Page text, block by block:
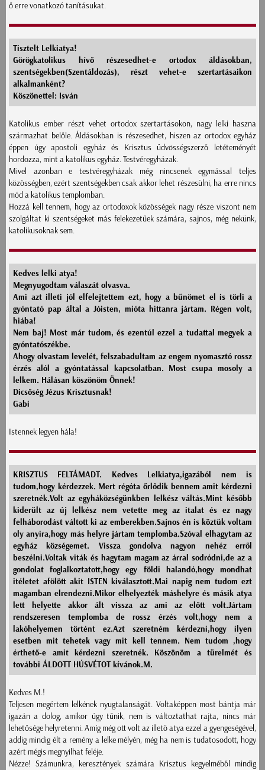
ő erre vonatkozó tanításukat.
Tisztelt Lelkiatya!
Görögkatolikus hívő részesedhet-e ortodox áldásokban,
szentségekben(Szentáldozás), részt vehet-e szertartásaikon
alkalmanként?
Köszönettel: Isván
Katolikus ember részt vehet ortodox szertartásokon, nagy lelki haszna
származhat belőle. Áldásokban is részesedhet, hiszen az ortodox egyház
éppen úgy apostoli egyház és Krisztus üdvösségszerző letéteményét
hordozza, mint a katolikus egyház. Testvéregyházak.
Mivel azonban e testvéregyházak még nincsenek egymással teljes
közösségben, ezért szentségekben csak akkor lehet részesülni, ha erre nincs
mód a katolikus templomban.
Hozzá kell tennem, hogy az ortodoxok közösségek nagy része viszont nem
szolgáltat ki szentségeket más felekezetűek számára, sajnos, még nekünk,
katolikusoknak sem.
Kedves lelki atya!
Megnyugodtam válaszát olvasva.
Ami azt illeti jól elfelejtettem ezt, hogy a bűnömet el is törli a
gyóntató pap által a Jóisten, mióta hittanra jártam. Régen volt,
hiába!
Nem baj! Most már tudom, és ezentúl ezzel a tudattal megyek a
gyóntatószékbe.
Ahogy olvastam levelét, felszabadultam az engem nyomasztó rossz
érzés alól a gyóntatással kapcsolatban. Most csupa mosoly a
lelkem. Hálásan köszönöm Önnek!
Dicsőség Jézus Krisztusnak!
Gabi
Istennek legyen hála!
KRISZTUS FELTÁMADT. Kedves Lelkiatya,igazából nem is
tudom,hogy kérdezzek. Mert régóta őrlődik bennem amit kérdezni
szeretnék.Volt az egyháközségünkben lelkész váltás.Mint később
kiderült az új lelkész nem vetette meg az italat és ez nagy
felháborodást váltott ki az emberekben.Sajnos én is köztük voltam
oly anyira,hogy más helyre jártam templomba.Szóval elhagytam az
egyház községemet. Vissza gondolva nagyon nehéz erről
beszélni.Voltak viták és hagytam magam az árral sodródni,de az a
gondolat foglalkoztatott,hogy egy földi halandó,hogy mondhat
itéletet afölött akit ISTEN kiválasztott.Mai napig nem tudom ezt
magamban elrendezni.Mikor elhelyezték máshelyre és másik atya
lett helyette akkor ált vissza az ami az előtt volt.Jártam
rendszeresen templomba de rossz érzés volt,hogy nem a
lakóhelyemen történt ez.Azt szeretném kérdezni,hogy ilyen
esetben mit tehetek vagy mit kell tennem. Nem tudom ,hogy
érthető-e amit kérdezni szeretnék. Köszönöm a türelmét és
további ÁLDOTT HÚSVÉTOT kívánok.M.
Kedves M.!
Teljesen megértem lelkének nyugtalanságát. Voltaképpen most bántja már
igazán a dolog, amikor úgy tűnik, nem is változtathat rajta, nincs már
lehetősége helyretenni. Amíg még ott volt az illető atya ezzel a gyengeségével,
addig mindig élt a remény a lelke mélyén, még ha nem is tudatosodott, hogy
azért mégis megnyílhat feléje.
Nézze! Számunkra, keresztények számára Krisztus kegyelméből mindig